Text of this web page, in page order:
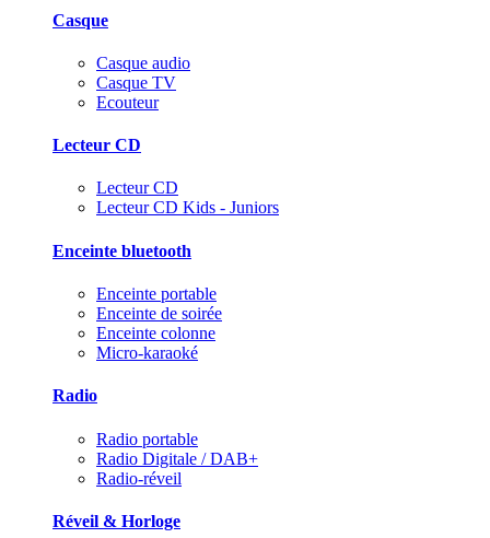
Casque
Casque audio
Casque TV
Ecouteur
Lecteur CD
Lecteur CD
Lecteur CD Kids - Juniors
Enceinte bluetooth
Enceinte portable
Enceinte de soirée
Enceinte colonne
Micro-karaoké
Radio
Radio portable
Radio Digitale / DAB+
Radio-réveil
Réveil & Horloge